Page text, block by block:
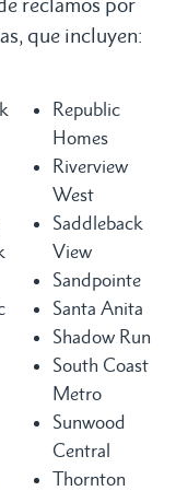
que incluyen:
Republic
Homes
Riverview
West
Saddleback
View
Sandpointe
Santa Anita
Shadow Run
South Coast
Metro
Sunwood
Central
Thornton